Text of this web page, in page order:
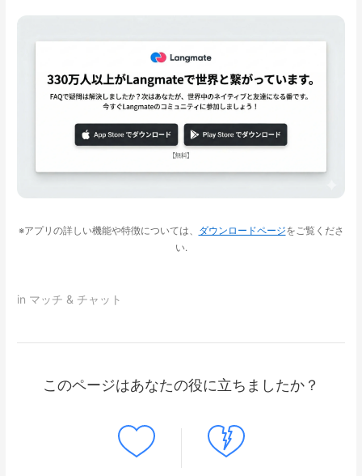
※アプリの詳しい機能や特徴については、 ダウンロードページをご覧くださ
い.
in マッチ & チャット
このページはあなたの役に立ちましたか？